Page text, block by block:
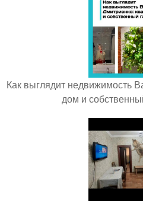
Как выглядит недвижимость
дом и